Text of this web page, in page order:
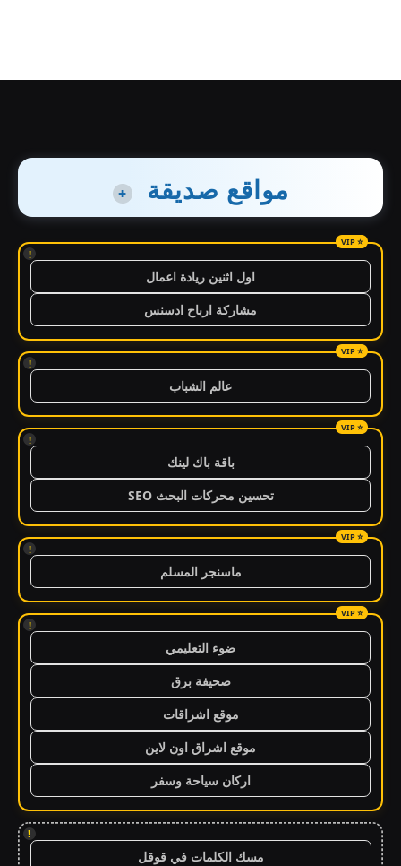
مواقع صديقة +
!
اول اثنين ريادة اعمال
مشاركة ارباح ادسنس
!
عالم الشباب
!
باقة باك لينك
تحسين محركات البحث SEO
!
ماسنجر المسلم
!
ضوء التعليمي
صحيفة برق
موقع اشراقات
موقع اشراق اون لاين
اركان سياحة وسفر
!
مسك الكلمات في قوقل